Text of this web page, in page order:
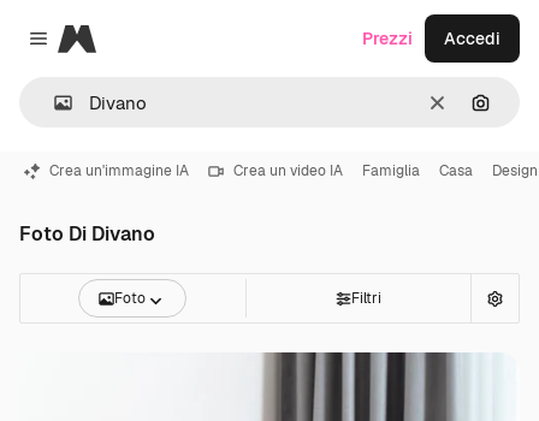
Close menu
Magnific
CancellaCerca
Prezzi Accedi
Crea un'immagine IA Crea un video IA Famiglia Casa Design
Foto Di Divano
Foto Filtri